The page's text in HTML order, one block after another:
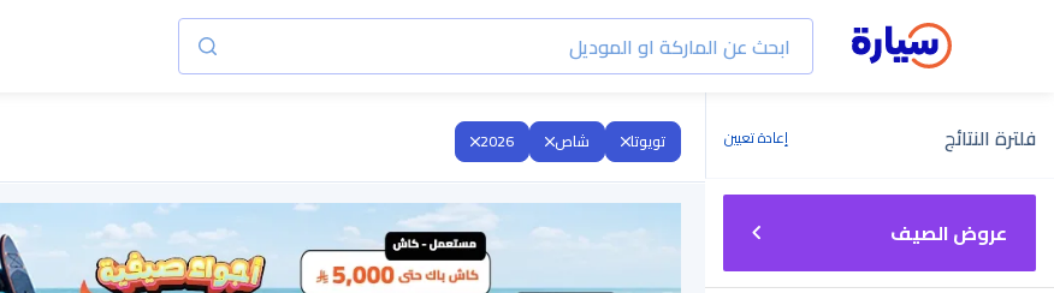
فلترة النتائج إعادة تعيين
عروض الصيف
تويوتا شاص 2026